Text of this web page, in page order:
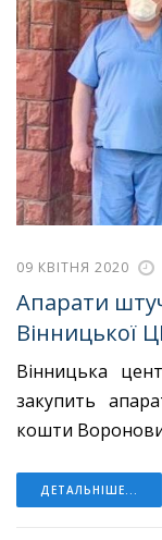
09 КВІТНЯ 2020
Апарати
Вінницької
Вінницька
закупить
кошти
ДЕТАЛЬНІШЕ...